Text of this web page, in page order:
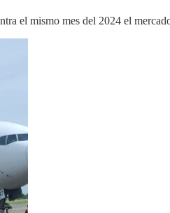
el mismo mes del 2024 el